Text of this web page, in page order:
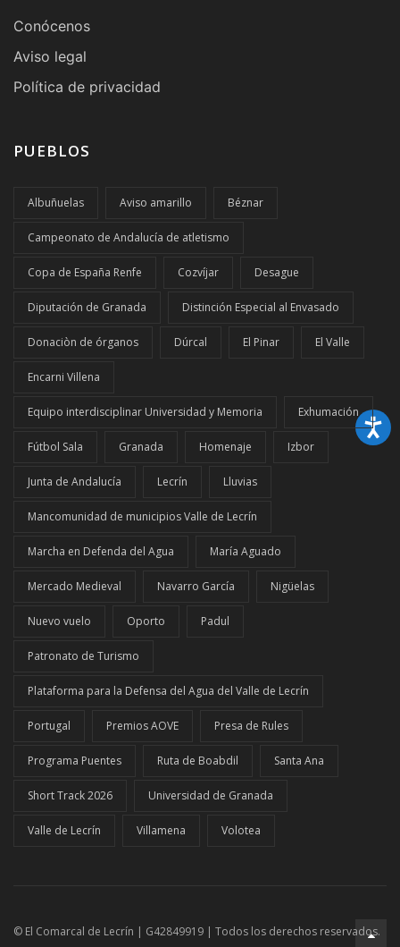
Conócenos
Aviso legal
Política de privacidad
PUEBLOS
Albuñuelas Aviso amarillo Béznar
Campeonato de Andalucía de atletismo
Copa de España Renfe Cozvíjar Desague
Diputación de Granada Distinción Especial al Envasado
Donaciòn de órganos Dúrcal El Pinar El Valle
Encarni Villena
Equipo interdisciplinar Universidad y Memoria Exhumación
Fútbol Sala Granada Homenaje Izbor
Junta de Andalucía Lecrín Lluvias
Mancomunidad de municipios Valle de Lecrín
Marcha en Defenda del Agua María Aguado
Mercado Medieval Navarro García Nigüelas
Nuevo vuelo Oporto Padul
Patronato de Turismo
Plataforma para la Defensa del Agua del Valle de Lecrín
Portugal Premios AOVE Presa de Rules
Programa Puentes Ruta de Boabdil Santa Ana
Short Track 2026 Universidad de Granada
Valle de Lecrín Villamena Volotea
© El Comarcal de Lecrín | G42849919 | Todos los derechos reservados.